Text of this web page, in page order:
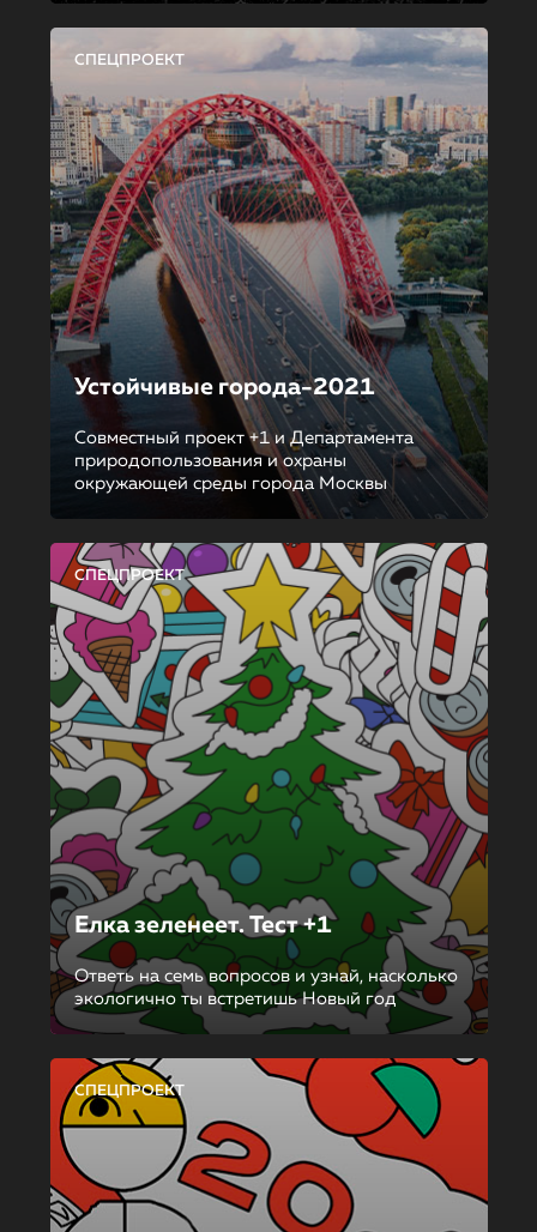
СПЕЦПРОЕКТ
Устойчивые города-2021
Совместный проект +1 и Департамента
природопользования и охраны
окружающей среды города Москвы
СПЕЦПРОЕКТ
Елка зеленеет. Тест +1
Ответь на семь вопросов и узнай, насколько
экологично ты встретишь Новый год
СПЕЦПРОЕКТ